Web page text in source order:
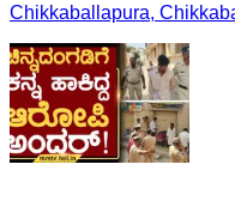
Chikkaballapura,